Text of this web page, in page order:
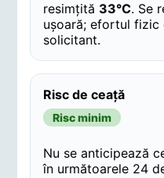
resimțită 33°C. Se
ușoară; efortul fizic
solicitant.
Risc de ceață
Risc minim
Nu se anticipează
în următoarele 24